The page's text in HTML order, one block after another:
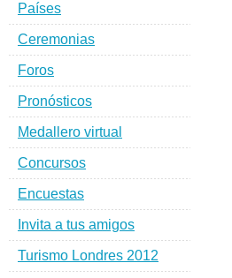
Países
Ceremonias
Foros
Pronósticos
Medallero virtual
Concursos
Encuestas
Invita a tus amigos
Turismo Londres 2012